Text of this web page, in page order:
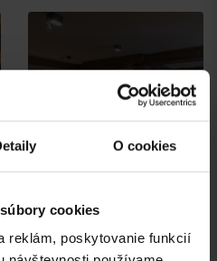
O cookies
cookies
reklám, poskytovanie funkcií
Pavčina Lehota